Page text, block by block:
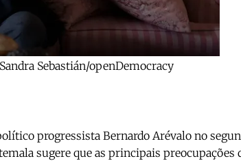
Sebastián/openDemocracy
progressista Bernardo Arévalo no
sugere que as principais preocupações